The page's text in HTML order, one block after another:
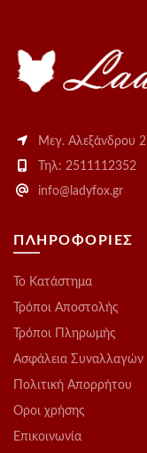
Μεγ. Αλεξάνδρου
Τηλ: 2511112352
info@ladyfox.gr
ΠΛΗΡΟΦΟΡΙΕΣ
Το Kατάστημα
Τρόποι Αποστολής
Τρόποι Πληρωμής
Ασφάλεια Συναλλαγών
Πολιτική Απορρήτου
Οροι χρήσης
Επικοινωνία